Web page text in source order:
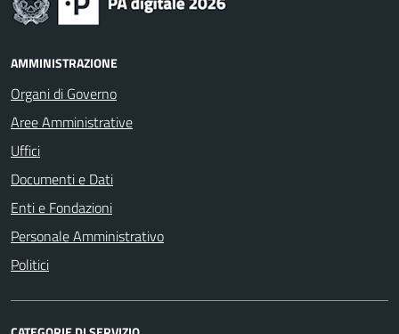
AMMINISTRAZIONE
Organi di Governo
Aree Amministrative
Uffici
Documenti e Dati
Enti e Fondazioni
Personale Amministrativo
Politici